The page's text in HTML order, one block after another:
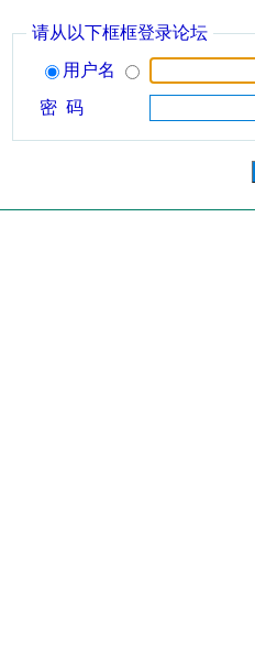
请从以下框框登录论坛
用户名
密 码